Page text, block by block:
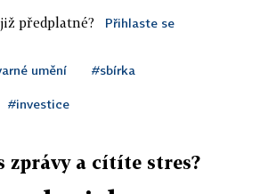
předplatné? Přihlaste se
umění #sbírka
#investice
zprávy a cítíte stres?